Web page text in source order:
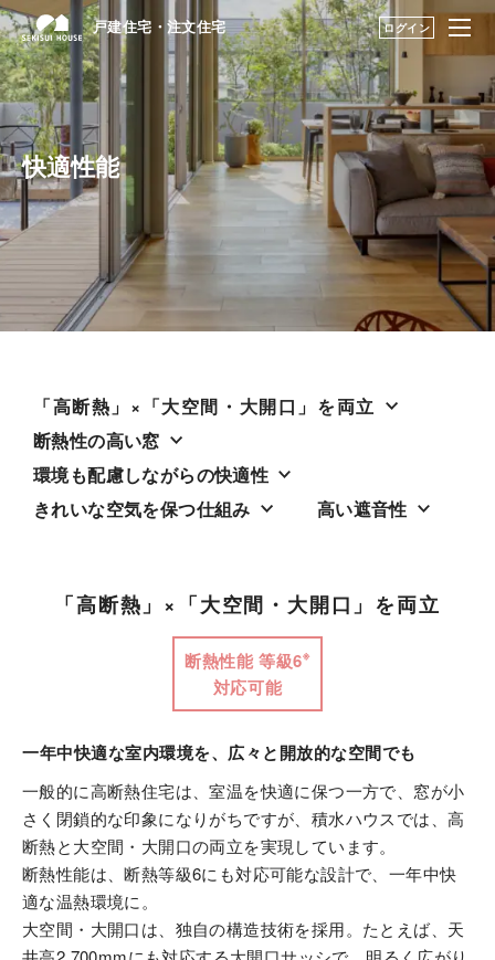
戸建住宅・注文住宅 ログイン
戸建住宅・注文住宅
はじめての家づくり
展示場・土地をさが
す
建築実例・アイデア
を見つける
構法・性能を知る
My STAGE
life knit design
構法・性能を知る TOP
構法（木造・鉄骨）を知る
耐久性能
住まいの性能評価制度
環境と共生する
快適性能
「高断熱」×「大空間・大開口」を両立
断熱性の高い窓
環境も配慮しながらの快適性
きれいな空気を保つ仕組み
高い遮音性
「高断熱」×「大空間・大開口」を両立
断熱性能 等級6※
対応可能
一年中快適な室内環境を、広々と開放的な空間でも
一般的に高断熱住宅は、室温を快適に保つ一方で、窓が小
さく閉鎖的な印象になりがちですが、積水ハウスでは、高
断熱と大空間・大開口の両立を実現しています。
断熱性能は、断熱等級6にも対応可能な設計で、一年中快
適な温熱環境に。
大空間・大開口は、独自の構造技術を採用。たとえば、天